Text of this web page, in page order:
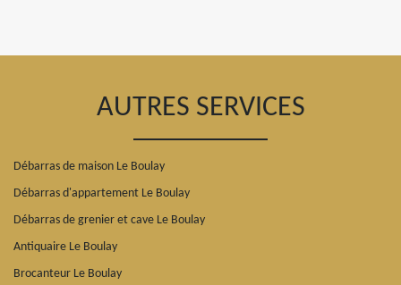
AUTRES SERVICES
Débarras de maison Le Boulay
Débarras d'appartement Le Boulay
Débarras de grenier et cave Le Boulay
Antiquaire Le Boulay
Brocanteur Le Boulay